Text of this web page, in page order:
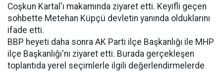
Coşkun Kartal'ı makamında ziyaret etti. Keyifli geçen
sohbette Metehan Küpçü devletin yanında olduklarını
ifade etti.
BBP heyeti daha sonra AK Parti ilçe Başkanlığı ile MHP
ilçe Başkanlığı'nı ziyaret etti. Burada gerçekleşen
toplantıda yerel seçimlerle ilgili değerlendirmelerde